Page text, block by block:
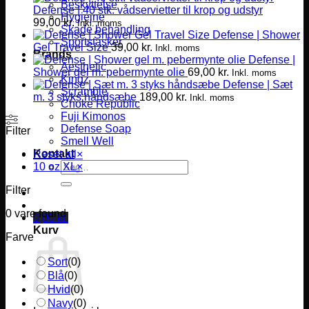
Beskyttelse
Hygiejne
Skade behandling
Sportstasker
Brands
Aesthetic
Kingz
Scramble
Choke Republic
Fuji Kimonos
Defense Soap
Smell Well
Kontakt
Søg
efter:
0,00 kr.
Kurv
Defense | 40 stk. vådservietter til krop og udstyr
99,00kr. Inkl. moms
Defense | Shower
Gel Travel Size 39,00 kr. Inkl. moms
Defense |
Shower gel m. pebermynte olie 69,00 kr. Inkl. moms
Defense | Sæt
m. 3 styks håndsæbe 189,00 kr. Inkl. moms
Filter
Reset all ×
10 oz XL×
Filter
0 vare found
Farve
Sort(0)
Blå(0)
Hvid(0)
Navy(0)